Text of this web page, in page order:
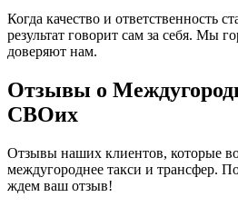
Когда качество и ответственность
результат говорит сам за себя. Мы
доверяют нам.
Отзывы о
СВОих
Отзывы наших клиентов, которые
междугороднее такси и трансфер.
ждем ваш отзыв!